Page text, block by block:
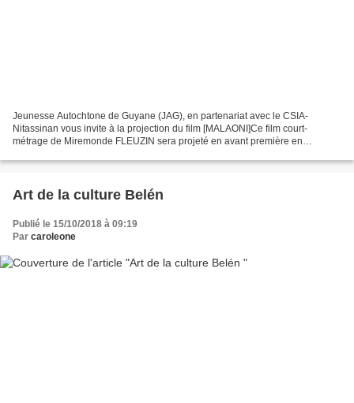
Jeunesse Autochtone de Guyane (JAG), en partenariat avec le CSIA-
Nitassinan vous invite à la projection du film [MALAONI]Ce film court-
métrage de Miremonde FLEUZIN sera projeté en avant première en
Art de la culture Belén
Publié le 15/10/2018 à 09:19
Par caroleone